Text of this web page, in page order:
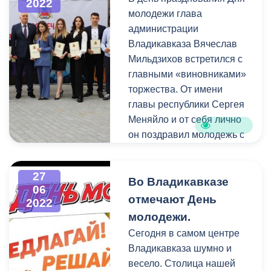
Состояние старых
рельсов было
небезопасно для
пассажиров и подвижного
состава. В настоящее
время по улице Чермена
Баева рабочие гнут
рельсы. При
завершены раньше
запланированного срока.
2022
молодежи глава
администрации
Владикавказа Вячеслав
Мильдзихов встретился с
главными «виновниками»
торжества. От имени
главы республики Сергея
Меняйло и от себя лично
он поздравил молодежь с
Так, по словам Вячеслава
Мильдзихова, в городской
организационно-
подготовительная работа
по проведению
27
06
2022
Во Владикавказе
отмечают День
молодежи.
Сегодня в самом центре
Владикавказа шумно и
весело. Столица нашей